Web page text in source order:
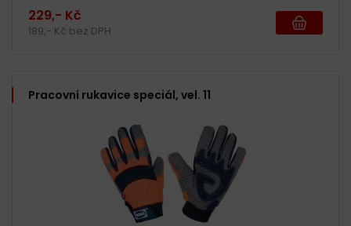
229,- Kč
189,- Kč bez DPH
Pracovní rukavice speciál, vel. 11